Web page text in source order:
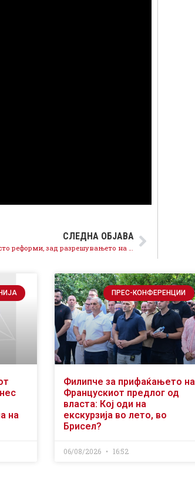
СЛЕДНА ОБЈАВА
Партизација наместо реформи, зад разрешувањето на Јавниот одбвинител се крие обид за инсталација на партиски послушник
на
ПРЕС-КОНФЕРЕНЦИИ
Филипче за прифаќањето на
Францускиот предлог од
власта: Кој оди на
екскурзија во лето, во
Брисел?
06/08/2026 16:52